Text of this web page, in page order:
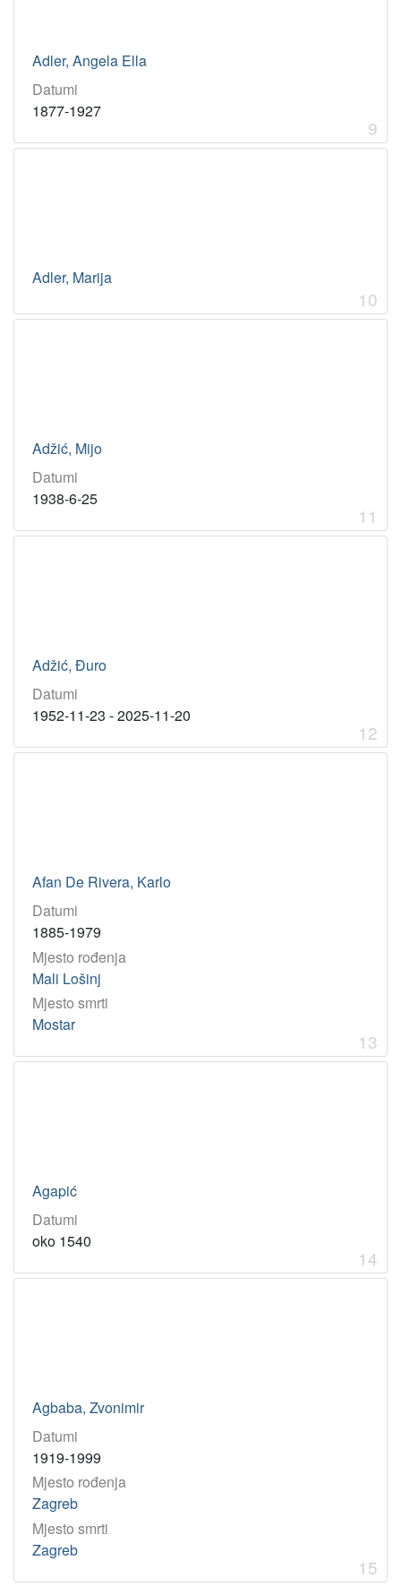
Adler, Angela Ella
Datumi
1877-1927
9
Adler, Marija
10
Adžić, Mijo
Datumi
1938-6-25
11
Adžić, Đuro
Datumi
1952-11-23 - 2025-11-20
12
Afan De Rivera, Karlo
Datumi
1885-1979
Mjesto rođenja
Mali Lošinj
Mjesto smrti
Mostar
13
Agapić
Datumi
oko 1540
14
Agbaba, Zvonimir
Datumi
1919-1999
Mjesto rođenja
Zagreb
Mjesto smrti
Zagreb
15